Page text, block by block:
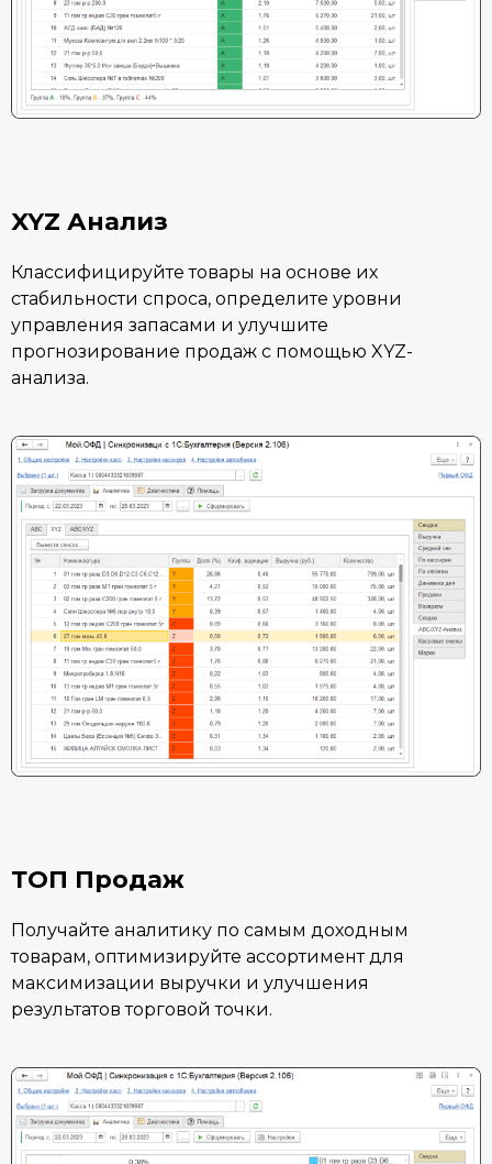
XYZ Анализ
Классифицируйте товары на основе их
стабильности спроса, определите уровни
управления запасами и улучшите
прогнозирование продаж с помощью XYZ-
анализа.
ТОП Продаж
Получайте аналитику по самым доходным
товарам, оптимизируйте ассортимент для
максимизации выручки и улучшения
результатов торговой точки.